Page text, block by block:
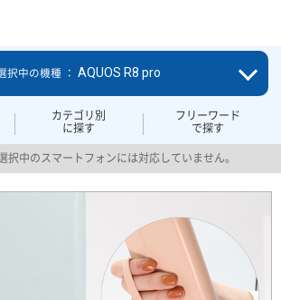
カテゴリ別
に探す
フリーワード
で探す
択中の機種 ： AQUOS R8 pro
択中のスマートフォンには対応していません。